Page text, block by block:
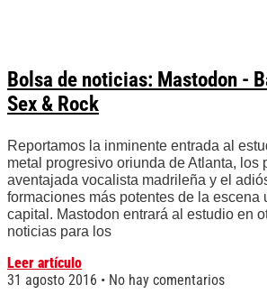
Bolsa de noticias: Mastodon -
Sex & Rock
Reportamos la inminente entrada al
metal progresivo oriunda de Atlanta, los
aventajada vocalista madrileña y el
formaciones más potentes de la escena
capital. Mastodon entrará al estudio en
noticias para los
Leer artículo
31 agosto 2016
No hay comentarios